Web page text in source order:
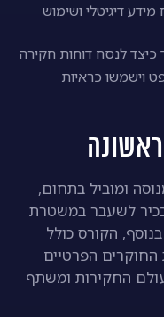
דיגיטלי ושימוש
כיצד לנסח דוחות חקירה
וישמשו כראיות
ומוביל בתחום,
לשעבר במשטרת
הקורס כולל
הפרטיים
החקירות ומשתף